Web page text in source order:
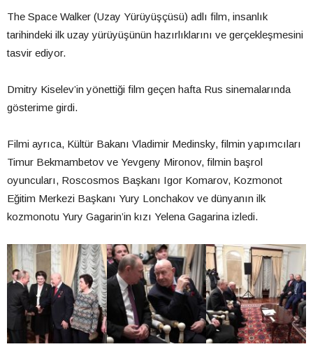
The Space Walker (Uzay Yürüyüşçüsü) adlı film, insanlık
tarihindeki ilk uzay yürüyüşünün hazırlıklarını ve gerçekleşmesini
tasvir ediyor.
Dmitry Kiselev’in yönettiği film geçen hafta Rus sinemalarında
gösterime girdi.
Filmi ayrıca, Kültür Bakanı Vladimir Medinsky, filmin yapımcıları
Timur Bekmambetov ve Yevgeny Mironov, filmin başrol
oyuncuları, Roscosmos Başkanı Igor Komarov, Kozmonot
Eğitim Merkezi Başkanı Yury Lonchakov ve dünyanın ilk
kozmonotu Yury Gagarin’in kızı Yelena Gagarina izledi.